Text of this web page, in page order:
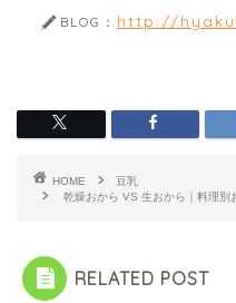
BLOG： http://
HOME
豆乳
乾燥おから VS 生おから｜料理別
RELATED POST